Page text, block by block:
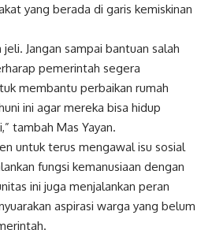
yang berada di garis kemiskinan
Jangan sampai bantuan salah
pemerintah segera
membantu perbaikan rumah
ini agar mereka bisa hidup
tambah Mas Yayan.
untuk terus mengawal isu sosial
fungsi kemanusiaan dengan
ini juga menjalankan peran
aspirasi warga yang belum